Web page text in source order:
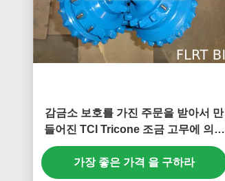
감금소 보호를 가진 주문을 받아서 만
들어진 TCI Tricone 조금 고무에 의하
여 밀봉되는 롤러 베어링
가장 좋은 가격 을 구하라